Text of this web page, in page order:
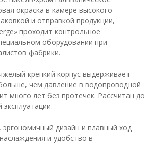
окраска в камере высокого
и отправкой продукции,
проходит контрольное
оборудовании при
фабрики.
крепкий корпус выдерживает
чем давление в водопроводной
много лет без протечек. Рассчитан до
дизайн и плавный ход
и удобство в